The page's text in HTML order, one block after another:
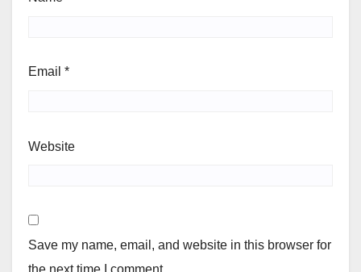
Email *
Website
Save my name, email, and website in this browser for
the next time I comment.